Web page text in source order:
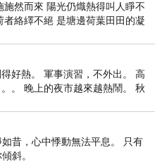
施然而來 陽光仍熾熱得叫人睜不
者絡繹不絕 是塘邊荷葉田田的凝
日荷花別樣紅
好熱。 軍事演習，不外出。 高
。 晚上的夜市越來越熱鬧。 秋
遊消暑熱。。。
昔，心中悸動無法平息。 只有
斜。